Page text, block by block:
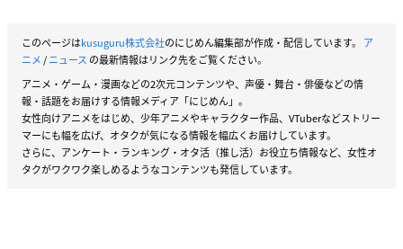
このページはkusuguru株式会社のにじめん編集部が作成・配信しています。 ア
ニメ/ニュース の最新情報はリンク先をご覧ください。
アニメ・ゲーム・漫画などの2次元コンテンツや、声優・舞台・俳優などの情
報・話題をお届けする情報メディア「にじめん」。
女性向けアニメをはじめ、少年アニメやキャラクター作品、VTuberなどストリー
マーにも幅を広げ、オタクが気になる情報を幅広くお届けしています。
さらに、アンケート・ランキング・オタ活（推し活）お役立ち情報など、女性オ
タクがワクワク楽しめるようなコンテンツも発信しています。